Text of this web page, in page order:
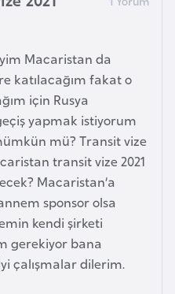
Macaristan da
katılacağım fakat o
için Rusya
yapmak istiyorum
mü? Transit vize
transit vize 2021
Macaristan’a
sponsor olsa
kendi şirketi
gerekiyor bana
çalışmalar dilerim.